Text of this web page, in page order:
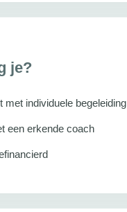
je?
met individuele begeleiding
een erkende coach